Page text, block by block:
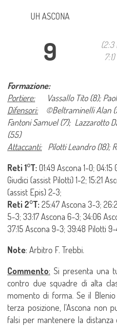
UH ASCONA
9
(2:3
7:1)
Formazione:
Portiere:Vassallo Tito (8);
Difensori:©Beltraminelli Alan
Fantoni Samuel (7); Lazzarotto
(55)
Attaccanti:Pilotti Leandro (18);
Reti 1°T:01:49 Ascona 1-0; 04:15
Giudici (assist Pilotti) 1-2; 15:21
(assist Epis) 2-3;
Reti 2°T:25:47 Ascona 3-3;
5-3; 33:17 Ascona 6-3; 34:06
37:15 Ascona 9-3; 39:48 Pilotti 9-
Note: Arbitro F. Trebbi.
Commento: Si presenta una
contro due squadre di alta
momento di forma. Se il
terza posizione, l'Ascona non
falsi per mantenere la distanza